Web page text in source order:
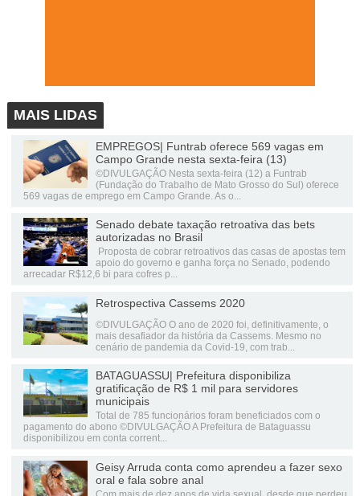
MAIS LIDAS
EMPREGOS| Funtrab oferece 569 vagas em
Campo Grande nesta sexta-feira (13)
©DIVULGAÇÃO Nesta sexta-feira (12) a Funtrab
(Fundação do Trabalho de Mato Grosso do Sul) oferece
569 vagas de emprego em Campo Grande. As o...
Senado debate taxação retroativa das bets
autorizadas no Brasil
Proposta de cobrar retroativos das casas de apostas tem
apoio do governo e ganha força no Senado, podendo
arrecadar R$12,6 bi para cofres p...
Retrospectiva Cassems 2020
©DIVULGAÇÃO O ano de 2020 foi, definitivamente, o
mais desafiador da história da Cassems. Mesmo no
cenário de pandemia da Covid-19, com trab...
BATAGUASSU| Prefeitura disponibiliza
gratificação de R$ 1 mil para servidores
municipais
Total de 785 funcionários foram beneficiados com o
pagamento do abono ©DIVULGAÇÃO A Prefeitura de Bataguassu
disponibilizou em conta corrent...
Geisy Arruda conta como aprendeu a fazer sexo
oral e fala sobre anal